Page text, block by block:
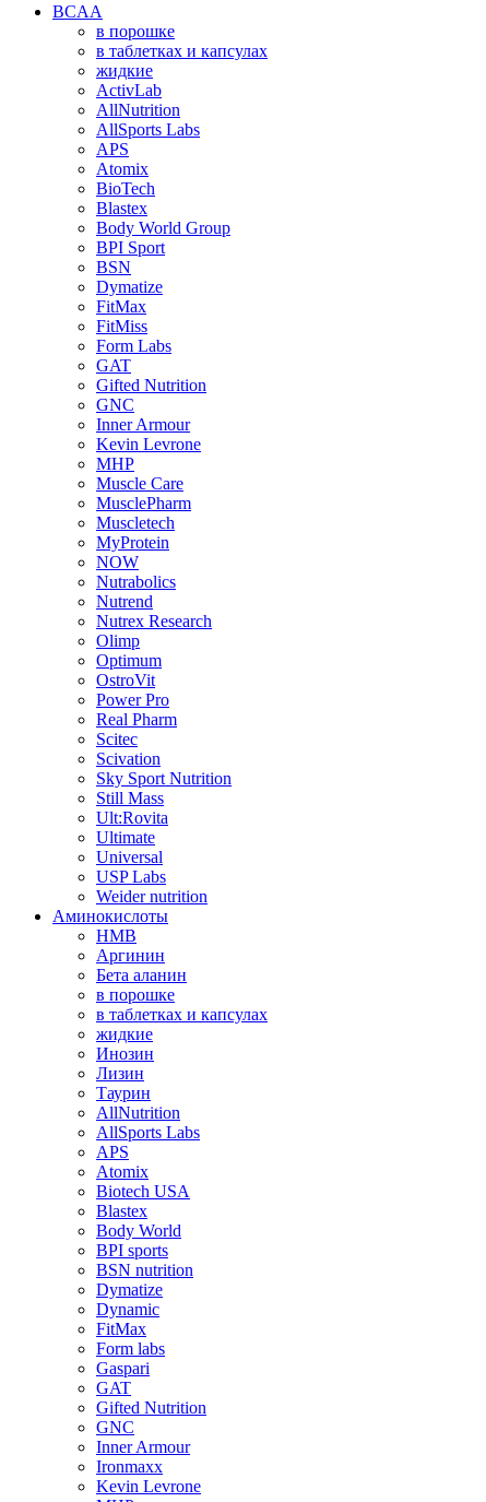
BCAA
в порошке
в таблетках и капсулах
жидкие
ActivLab
AllNutrition
AllSports Labs
APS
Atomix
BioTech
Blastex
Body World Group
BPI Sport
BSN
Dymatize
FitMax
FitMiss
Form Labs
GAT
Gifted Nutrition
GNC
Inner Armour
Kevin Levrone
MHP
Muscle Care
MusclePharm
Muscletech
MyProtein
NOW
Nutrabolics
Nutrend
Nutrex Research
Olimp
Optimum
OstroVit
Power Pro
Real Pharm
Scitec
Scivation
Sky Sport Nutrition
Still Mass
Ult:Rovita
Ultimate
Universal
USP Labs
Weider nutrition
Аминокислоты
HMB
Аргинин
Бета аланин
в порошке
в таблетках и капсулах
жидкие
Инозин
Лизин
Таурин
AllNutrition
AllSports Labs
APS
Atomix
Biotech USA
Blastex
Body World
BPI sports
BSN nutrition
Dymatize
Dynamic
FitMax
Form labs
Gaspari
GAT
Gifted Nutrition
GNC
Inner Armour
Ironmaxx
Kevin Levrone